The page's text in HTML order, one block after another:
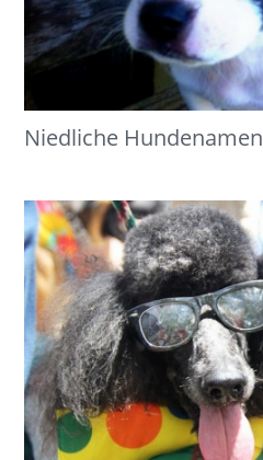
Niedliche Hundenamen